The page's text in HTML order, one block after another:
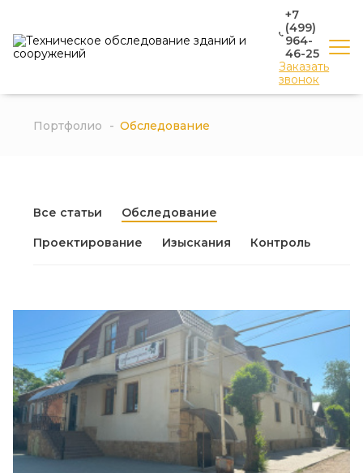
+7
(499)
964-
46-25
Заказать
звонок
Портфолио Обследование
Все статьи Обследование
Проектирование Изыскания Контроль